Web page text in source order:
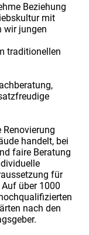
Beziehung
mit
wir jungen
traditionellen
Renovierung
handelt, bei
faire Beratung
für
über 1000
nach den